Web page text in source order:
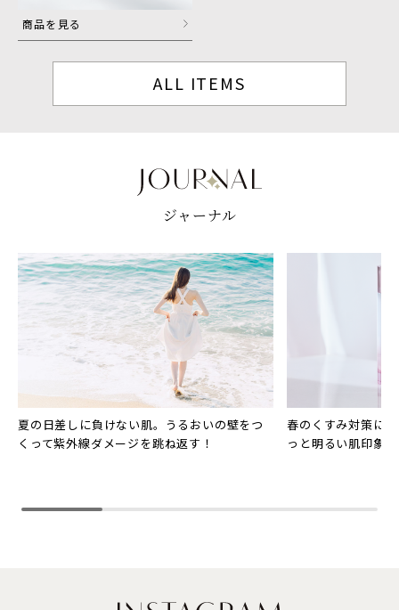
商品を見る
ALL ITEMS
ジャーナル
夏の日差しに負けない肌。うるおいの壁をつ
くって紫外線ダメージを跳ね返す！
春のくすみ対策に
っと明るい肌印象